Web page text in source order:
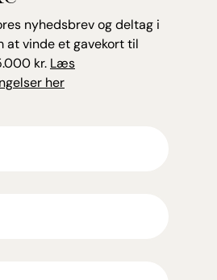
nyhedsbrev og deltag i
at vinde et gavekort til
kr. Læs
her